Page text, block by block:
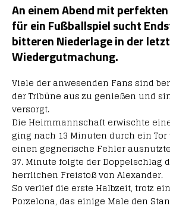
An einem Abend mit
für ein Fußballspiel sucht
bitteren Niederlage in der
Wiedergutmachung.
Viele der anwesenden Fans sind
der Tribüne aus zu genießen und
versorgt.
Die Heimmannschaft erwischte
ging nach 13 Minuten durch ein
einen gegnerische Fehler
37. Minute folgte der Doppelschlag
herrlichen Freistoß von Alexander.
So verlief die erste Halbzeit, trotz
Porzelona, das einige Male den